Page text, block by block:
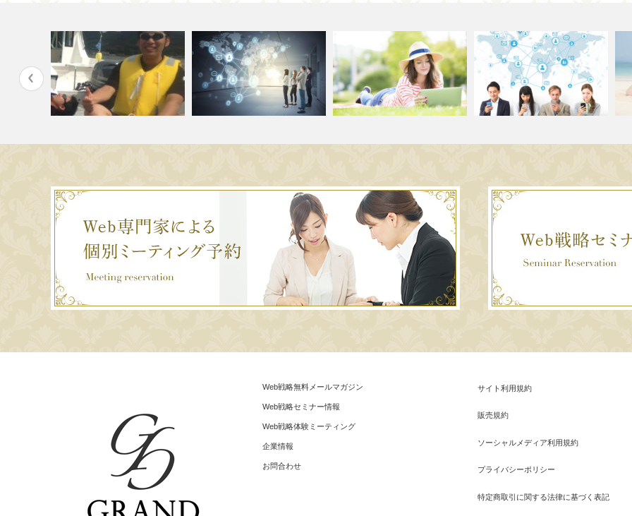
Web戦略無料メールマガジン
Web戦略セミナー情報
Web戦略体験ミーティング
企業情報
お問合わせ
サイト利用規約
販売規約
ソーシャルメディア利用規約
プライバシーポリシー
特定商取引に関する法律に基づく表記